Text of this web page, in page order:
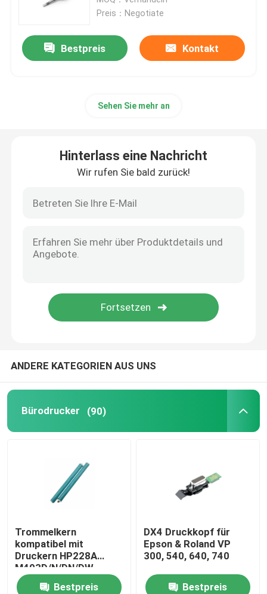
Kupplung
Tägliche Notwendigkeiten
für den Betrieb
Preis：Negotiate
Bestpreis Kontakt
Sehen Sie mehr an
Hinterlass eine Nachricht
Wir rufen Sie bald zurück!
ANDERE KATEGORIEN AUS UNS
Bürodrucker (90)
Trommelkern
kompatibel mit
Druckern HP228A
M403D/N/DN/DW
M427FDW/FDN
Bestpreis
DX4 Druckkopf für
Epson & Roland VP
300, 540, 640, 740
Bestpreis